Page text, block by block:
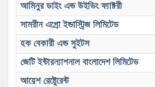
আমিনুর ডাইং এন্ড উইভিং ফ্যাক্টরী
সামরীন এগ্রো ইন্ডাস্ট্রিজ লিমিটেড
হক বেকারী এন্ড সুইটস
জেটি ইন্টারন্যাশনাল বাংলাদেশ লিমিটেড
আয়েশ রেষ্টেুরেন্ট